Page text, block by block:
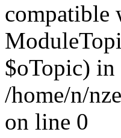
compatible
$oTopic) in
/home/n/
on line 0